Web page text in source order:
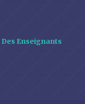
Enseignants